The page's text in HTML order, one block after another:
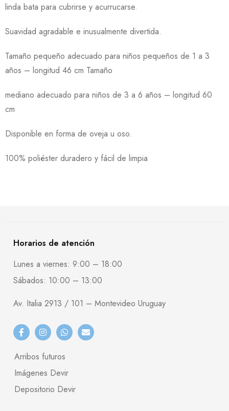
linda bata para cubrirse y acurrucarse.
Suavidad agradable e inusualmente divertida.
Tamaño pequeño adecuado para niños pequeños de 1 a 3
años – longitud 46 cm Tamaño
mediano adecuado para niños de 3 a 6 años – longitud 60
cm
Disponible en forma de oveja u oso.
100% poliéster duradero y fácil de limpia
Horarios de atención
Lunes a viernes: 9:00 – 18:00
Sábados: 10:00 – 13:00
Av. Italia 2913 / 101 – Montevideo Uruguay
Arribos futuros
Imágenes Devir
Depositorio Devir